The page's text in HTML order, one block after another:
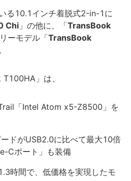
る10.1インチ着脱式2-in-1に
Chi 」の他に、「TransBook
ーモデル「TransBook
」は、
「Intel Atom x5-Z8500」を
ードがUSB2.0に比べて最大10倍
Cポート」も装備
時間で、低価格を実現したモ